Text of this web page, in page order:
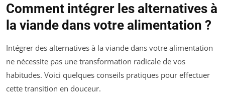
Comment intégrer les alternatives à
la viande dans votre alimentation ?
Intégrer des alternatives à la viande dans votre alimentation
ne nécessite pas une transformation radicale de vos
habitudes. Voici quelques conseils pratiques pour effectuer
cette transition en douceur.